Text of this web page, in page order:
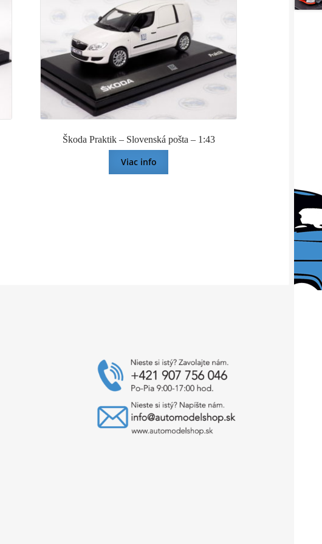
Škoda Praktik – Slovenská pošta – 1:43
Viac info